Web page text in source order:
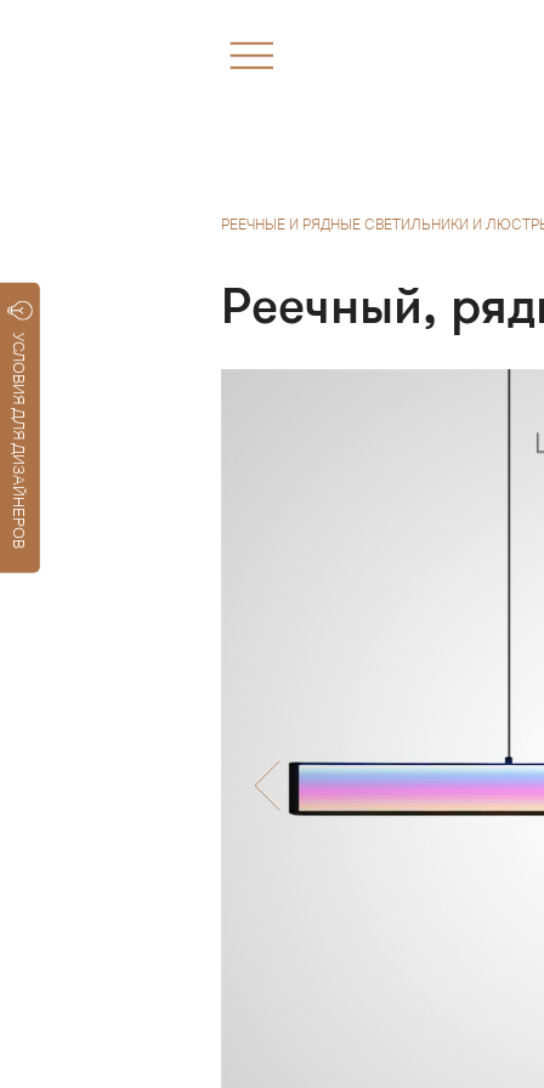
УСЛОВИЯ ДЛЯ ДИЗАЙНЕРОВ
РЕЕЧНЫЕ И РЯДНЫЕ СВЕТИЛЬНИКИ И
Реечный,